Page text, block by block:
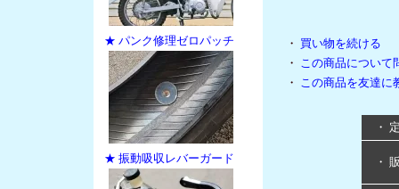
★ パンク修理ゼロパッチ
★ 振動吸収レバーガード
・ 買い物を続ける
・ この商品について
・ この商品を友達に
・
・